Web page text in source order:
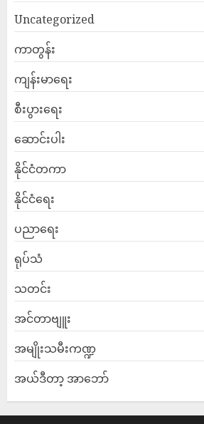
Uncategorized
ကာတွန်း
ကျန်းမာရေး
စီးပွားရေး
ဆောင်းပါး
နိုင်ငံတကာ
နိုင်ငံရေး
ပညာရေး
ရုပ်သံ
သတင်း
အင်တာဗျူး
အမျိုးသမီးကဏ္ဍ
အယ်ဒီတာ့ အာဘော်